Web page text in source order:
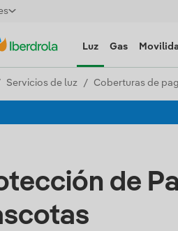
Luz Gas
Servicios de luz Coberturas de
de